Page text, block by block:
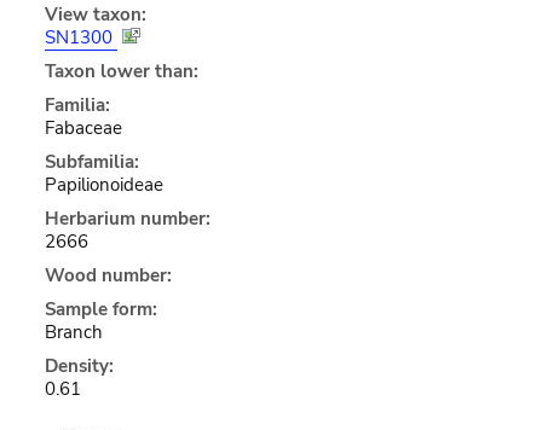
View taxon:
SN1300
Taxon lower than:
Familia:
Fabaceae
Subfamilia:
Papilionoideae
Herbarium number:
2666
Wood number:
Sample form:
Branch
Density:
0.61